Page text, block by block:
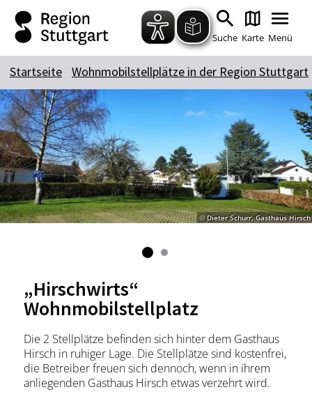
Zum Hauptinhalt springen
Zur Suche springen
Zur Hauptnavigation
Zum Footer springen
Suche Karte Menü
Suchbegriff
Das könnte Sie interessieren
Stadtführungen
Tickets
Citytour
Übernachtung
Erlebnisse
Essen & Trinken
Automobil
Startseite Wohnmobilstellplätze in der Region Stuttgart
© Dieter Schurr, Gasthaus Hirsch
„Hirschwirts“
Wohnmobilstellplatz
Die 2 Stellplätze befinden sich hinter dem Gasthaus
Hirsch in ruhiger Lage. Die Stellplätze sind kostenfrei,
die Betreiber freuen sich dennoch, wenn in ihrem
anliegenden Gasthaus Hirsch etwas verzehrt wird.